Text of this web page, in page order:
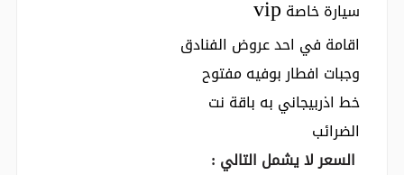
ﺳﻴﺎرة ﺧﺎﺻﺔ vip
اقامة في احد عروض الفنادق
وجبات افطار بوفيه مفتوح
خط اذربيجاني به باقة نت
الضرائب
اﻟﺴﻌﺮ ﻻ ﻳﺸﻤﻞ التالي :